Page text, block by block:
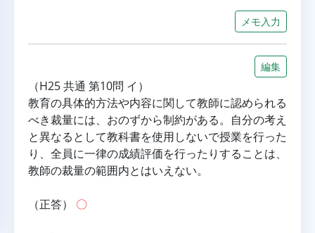
メモ入力
編集
（H25 共通 第10問 イ）
教育の具体的方法や内容に関して教師に認められる
べき裁量には、おのずから制約がある。自分の考え
と異なるとして教科書を使用しないで授業を行った
り、全員に一律の成績評価を行ったりすることは、
教師の裁量の範囲内とはいえない。
（正答） 〇